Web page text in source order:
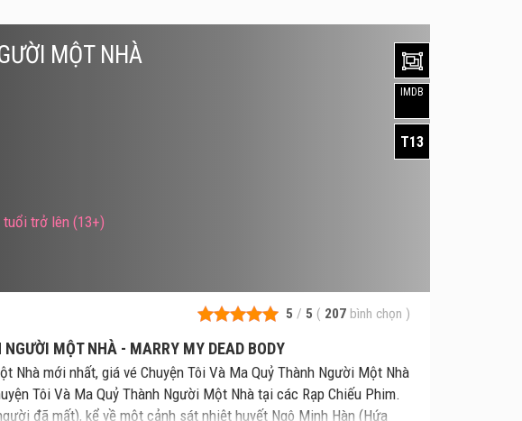
5 / 5 ( 207 bình chọn )
MỘT NHÀ - MARRY MY DEAD BODY
Nhà mới nhất, giá vé Chuyện Tôi Và Ma Quỷ Thành Người Một Nhà
Tôi Và Ma Quỷ Thành Người Một Nhà tại các Rạp Chiếu Phim.
đã mất), kể về một cảnh sát nhiệt huyết Ngô Minh Hàn (Hứa
MỘT NHÀ
trở lên (13+)
IMDB
T13